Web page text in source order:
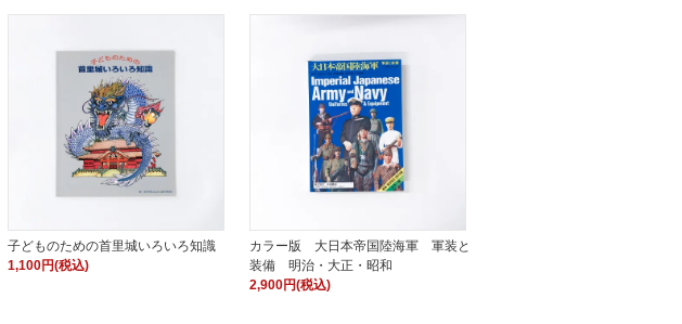
子どものための首里城いろいろ知識
1,100円(税込)
カラー版 大日本帝国陸海軍 軍装と
装備 明治・大正・昭和
2,900円(税込)